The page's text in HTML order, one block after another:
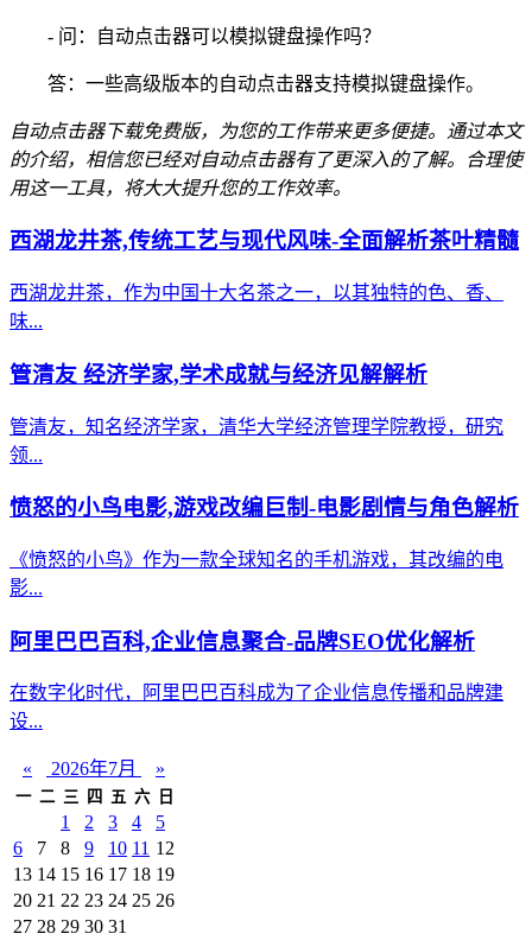
- 问：自动点击器可以模拟键盘操作吗？
答：一些高级版本的自动点击器支持模拟键盘操作。
自动点击器下载免费版，为您的工作带来更多便捷。通过本文
的介绍，相信您已经对自动点击器有了更深入的了解。合理使
用这一工具，将大大提升您的工作效率。
西湖龙井茶,传统工艺与现代风味-全面解析茶叶精髓
西湖龙井茶，作为中国十大名茶之一，以其独特的色、香、
味...
管清友 经济学家,学术成就与经济见解解析
管清友，知名经济学家，清华大学经济管理学院教授，研究
领...
愤怒的小鸟电影,游戏改编巨制-电影剧情与角色解析
《愤怒的小鸟》作为一款全球知名的手机游戏，其改编的电
影...
阿里巴巴百科,企业信息聚合-品牌SEO优化解析
在数字化时代，阿里巴巴百科成为了企业信息传播和品牌建
设...
« 2026年7月 »
一 二 三 四 五 六 日
1 2 3 4
5
6
7 8 9 10 11 12
13 14 15 16 17 18 19
20 21 22 23 24 25 26
27 28 29 30 31